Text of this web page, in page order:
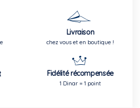
Livraison
chez vous et en boutique !
Fidélité récompensée
1 Dinar = 1 point